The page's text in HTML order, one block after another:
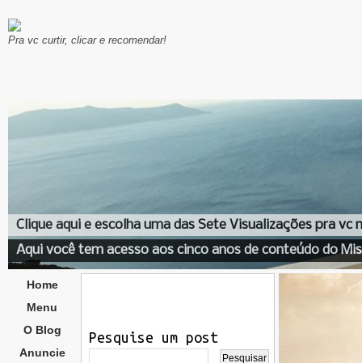
Pra vc curtir, clicar e recomendar!
Clique aqui e escolha uma das Sete Visualizações pra vc
Aqui você tem acesso aos cinco anos de conteúdo do
Home
Menu
O Blog
Anuncie
Pesquise um post